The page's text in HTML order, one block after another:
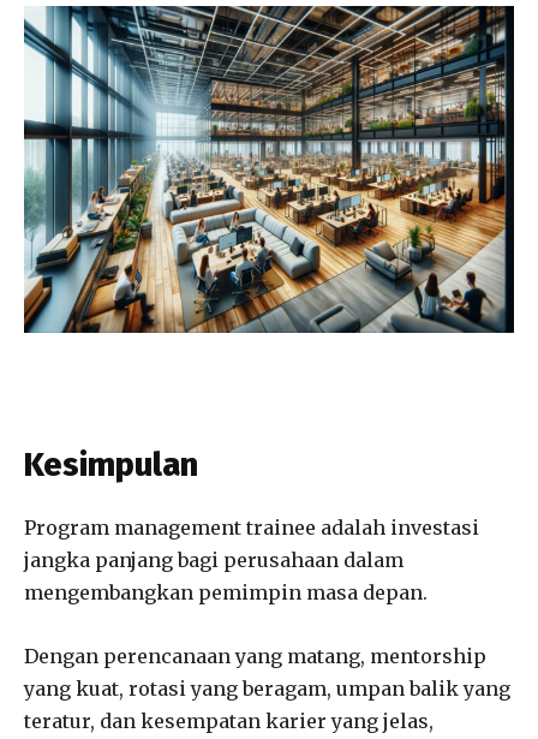
Kesimpulan
Program management trainee adalah investasi
jangka panjang bagi perusahaan dalam
mengembangkan pemimpin masa depan.
Dengan perencanaan yang matang, mentorship
yang kuat, rotasi yang beragam, umpan balik yang
teratur, dan kesempatan karier yang jelas,